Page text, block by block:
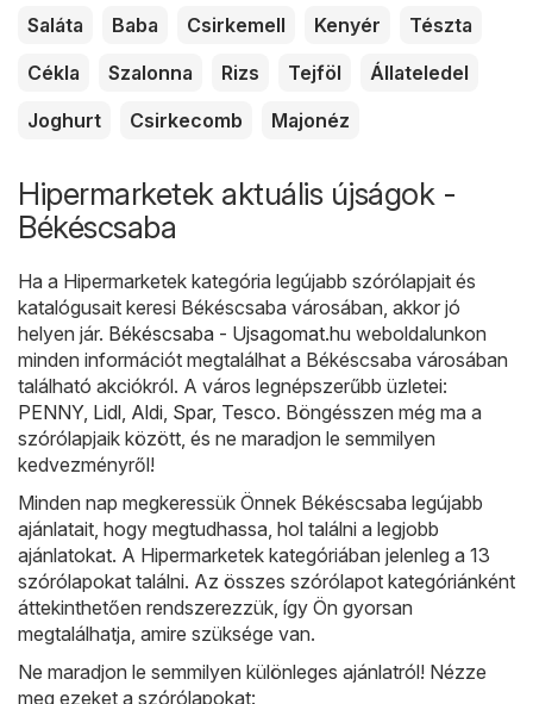
Saláta
Baba Csirkemell Kenyér
Tészta
Cékla
Szalonna Rizs Tejföl
Állateledel
Joghurt
Csirkecomb Majonéz
Hipermarketek aktuális újságok -
Békéscsaba
Ha a Hipermarketek kategória legújabb szórólapjait és
katalógusait keresi Békéscsaba városában, akkor jó
helyen jár. Békéscsaba - Ujsagomat.hu weboldalunkon
minden információt megtalálhat a Békéscsaba városában
található akciókról. A város legnépszerűbb üzletei:
PENNY, Lidl Aldi Spar, Tesco. Böngésszen még ma a
szórólapjaik között, és ne maradjon le semmilyen
kedvezményről!
Minden nap megkeressük Önnek Békéscsaba legújabb
ajánlatait, hogy megtudhassa, hol találni a legjobb
ajánlatokat. A Hipermarketek kategóriában jelenleg a 13
szórólapokat találni. Az összes szórólapot kategóriánként
áttekinthetően rendszerezzük, így Ön gyorsan
megtalálhatja, amire szüksége van.
Ne maradjon le semmilyen különleges ajánlatról! Nézze
meg ezeket a szórólapokat: